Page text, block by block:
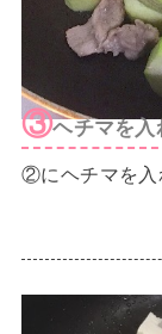
③ヘチマを入
②にヘチマを入